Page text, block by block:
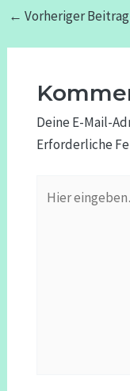
← Vorheriger Beitrag
Deine E-Mail-
Erforderliche
eingeben…